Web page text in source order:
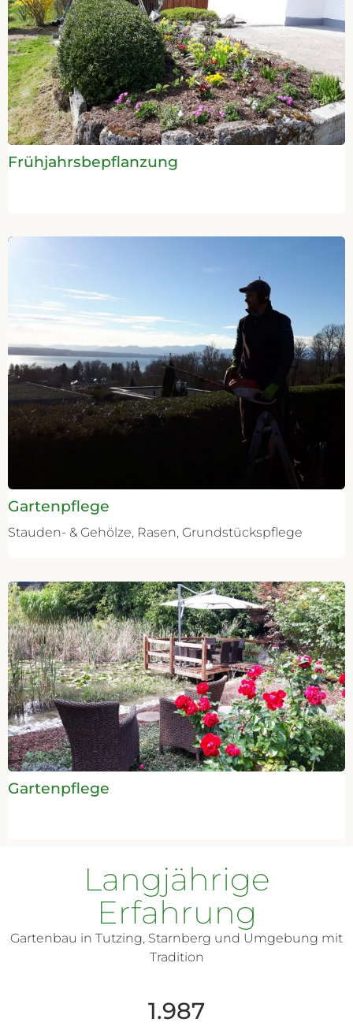
Frühjahrsbepflanzung
Gartenpflege
Stauden- & Gehölze, Rasen, Grundstückspflege
Gartenpflege
Langjährige
Erfahrung
Gartenbau in Tutzing, Starnberg und Umgebung mit
Tradition
1.987